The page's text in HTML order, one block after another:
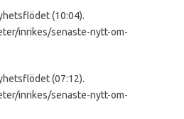
(10:04).
inrikes/senaste-nytt-om-
(07:12).
inrikes/senaste-nytt-om-